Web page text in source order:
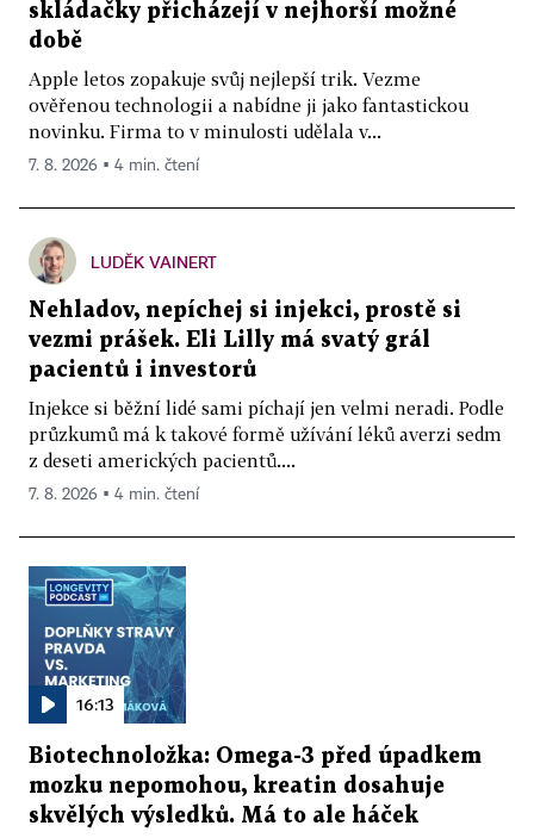
skládačky přicházejí v nejhorší možné
době
Apple letos zopakuje svůj nejlepší trik. Vezme
ověřenou technologii a nabídne ji jako fantastickou
novinku. Firma to v minulosti udělala v...
7. 8. 2026 ▪ 4 min. čtení
LUDĚK VAINERT
Nehladov, nepíchej si injekci, prostě si
vezmi prášek. Eli Lilly má svatý grál
pacientů i investorů
Injekce si běžní lidé sami píchají jen velmi neradi. Podle
průzkumů má k takové formě užívání léků averzi sedm
z deseti amerických pacientů....
7. 8. 2026 ▪ 4 min. čtení
16:13
Biotechnoložka: Omega-3 před úpadkem
mozku nepomohou, kreatin dosahuje
skvělých výsledků. Má to ale háček